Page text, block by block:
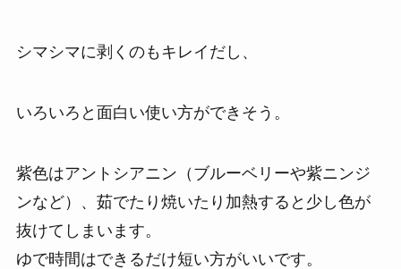
シマシマに剥くのもキレイだし、
いろいろと面白い使い方ができそう。
紫色はアントシアニン（ブルーベリーや紫ニンジ
ンなど）、茹でたり焼いたり加熱すると少し色が
抜けてしまいます。
ゆで時間はできるだけ短い方がいいです。